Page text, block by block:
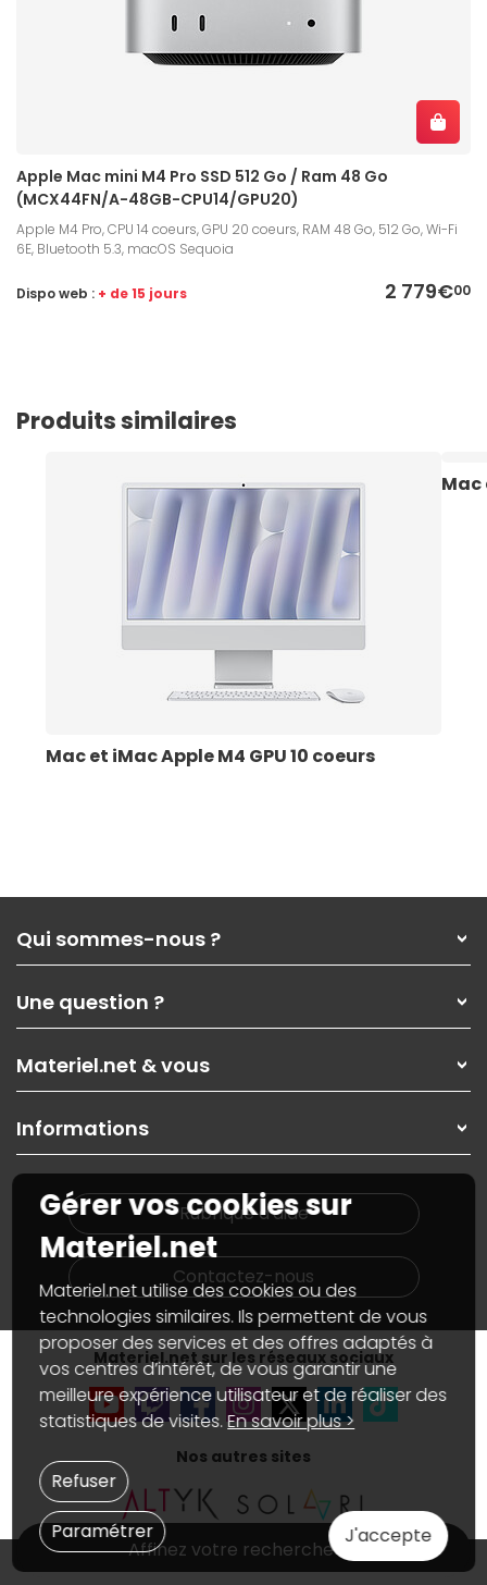
Apple Mac mini M4 Pro SSD 512 Go / Ram 48 Go
(MCX44FN/A-48GB-CPU14/GPU20)
Apple M4 Pro, CPU 14 coeurs, GPU 20 coeurs, RAM 48 Go, 512 Go, Wi-Fi
6E, Bluetooth 5.3, macOS Sequoia
2 779€00
Dispo web : + de 15 jours
Produits similaires
Mac et iMac Apple M4 GPU 10 coeurs
Mac
Affinez votre recherche
Qui sommes-nous ?
Nos services
Les magasins Materiel.net
Nos solutions pour les pros
Contactez-nous
Une question ?
Paiement, livraison
Garanties,Pack Zen
SAV, demander un retour
Informations
Materiel.net & vous
On rachète votre carte graphique
PC sur mesure : Votre RDV personnalisé
Notre démarche écologique
Materiel.net recrute
Notre programme d'affiliation
Partenariat & Sponsoring
Informations
Plan du site
Nos marques
Conditions générales de vente
Marketplace
Informations légales
Données personnelles etcookies
Gérer vos cookies
Accessibilité : non conforme
Rubrique d'aide
Contactez-nous
Materiel.net sur les réseaux sociaux
Nos autres sites
Gérer vos cookies sur
Materiel.net
Materiel.net utilise des cookies ou des
technologies similaires. Ils permettent de vous
proposer des services et des offres adaptés à
vos centres d’intérêt, de vous garantir une
meilleure expérience utilisateur et de réaliser des
statistiques de visites.En savoir plus >
J'accepte
Paramétrer
Refuser